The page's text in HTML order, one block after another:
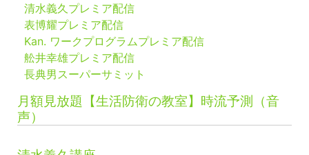
清水義久プレミア配信
表博耀プレミア配信
Kan. ワークプログラムプレミア配信
舩井幸雄プレミア配信
長典男スーパーサミット
月額見放題【生活防衛の教室】時流予測（音
声）